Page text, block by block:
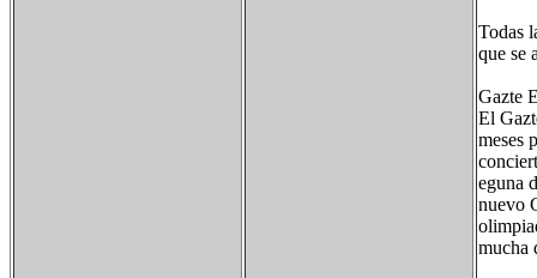
Todas
que se
Gazte
El
meses
eguna
nuevo
mucha